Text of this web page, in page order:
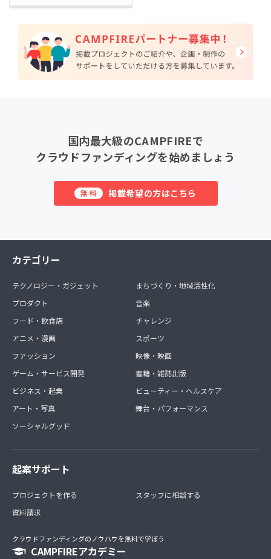
国内最大級のCAMPFIREで
クラウドファンディングを始めましょう
無料 掲載希望の方はこちら
カテゴリー
テクノロジー・ガジェット
プロダクト
フード・飲食店
アニメ・漫画
ファッション
ゲーム・サービス開発
ビジネス・起業
アート・写真
ソーシャルグッド
まちづくり・地域活性化
音楽
チャレンジ
スポーツ
映像・映画
書籍・雑誌出版
ビューティー・ヘルスケア
舞台・パフォーマンス
起案サポート
プロジェクトを作る
資料請求
スタッフに相談する
クラウドファンディングのノウハウを無料で学ぼう
CAMPFIREアカデミー